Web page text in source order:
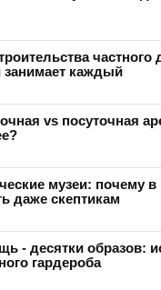
частного
занимает каждый
vs посуточная
музеи: почему в
даже скептикам
- десятки образов:
гардероба